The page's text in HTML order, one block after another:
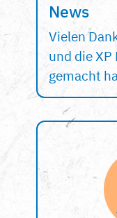
News
Vielen
und die XP
gemacht